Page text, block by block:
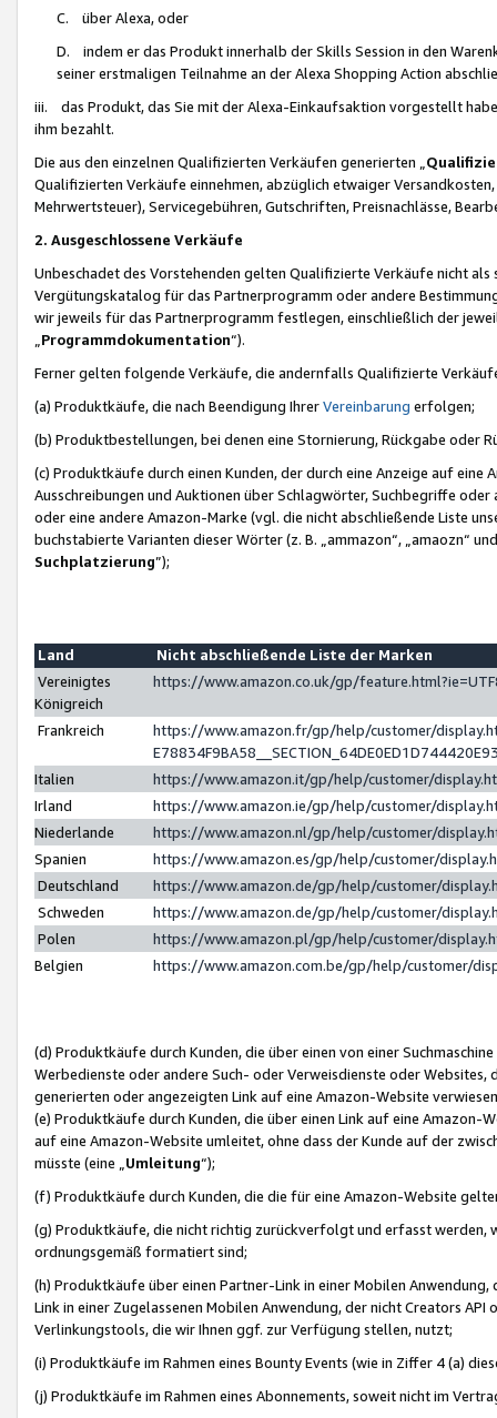
C. über Alexa, oder
D. indem er das Produkt innerhalb der Skills Session in den
seiner erstmaligen Teilnahme an der Alexa Shopping Action
iii. das Produkt, das Sie mit der Alexa-Einkaufsaktion vorgestellt
ihm bezahlt.
Die aus den einzelnen Qualifizierten Verkäufen generierten „
Qualifizierten Verkäufe einnehmen, abzüglich etwaiger
Mehrwertsteuer), Servicegebühren, Gutschriften, Preisnachlässe,
2. Ausgeschlossene Verkäufe
Unbeschadet des Vorstehenden gelten Qualifizierte Verkäufe nicht
Vergütungskatalog für das Partnerprogramm oder andere
wir jeweils für das Partnerprogramm festlegen, einschließlich der
Programmdokumentation“).
Ferner gelten folgende Verkäufe, die andernfalls Qualifizierte
(a) Produktkäufe, die nach Beendigung IhrerVereinbarung erfolgen;
(b) Produktbestellungen, bei denen eine Stornierung, Rückgabe oder
(c) Produktkäufe durch einen Kunden, der durch eine Anzeige auf
Ausschreibungen und Auktionen über Schlagwörter, Suchbegriffe
oder eine andere Amazon-Marke (vgl. die nicht abschließende Liste
buchstabierte Varianten dieser Wörter (z. B. „ammazon“, „amaozn“
Suchplatzierung”);
Land
Nicht abschließende Liste der Marken
Vereinigtes
Königreich
https://www.amazon.co.uk/gp/
Frankreich
https://www.amazon.fr/gp/help/customer/
Italien
https://www.amazon.it/gp/help/customer/
Irland
https://www.amazon.ie/gp/help/customer/
Niederlande
https://www.amazon.nl/gp/help/customer/
Spanien
https://www.amazon.es/gp/help/customer/
Deutschland
https://www.amazon.de/gp/help/customer/
Schweden
https://www.amazon.de/gp/help/customer/
Polen
https://www.amazon.pl/gp/help/customer/
Belgien
https://www.amazon.com.be/gp/help/customer/
(d) Produktkäufe durch Kunden, die über einen von einer
Werbedienste oder andere Such- oder Verweisdienste oder Websites,
generierten oder angezeigten Link auf eine Amazon-Website
(e) Produktkäufe durch Kunden, die über einen Link auf eine
auf eine Amazon-Website umleitet, ohne dass der Kunde auf der
müsste (eine „ Umleitung“);
(f) Produktkäufe durch Kunden, die die für eine Amazon-Website
(g) Produktkäufe, die nicht richtig zurückverfolgt und erfasst werden,
ordnungsgemäß formatiert sind;
(h) Produktkäufe über einen Partner-Link in einer Mobilen
Link in einer Zugelassenen Mobilen Anwendung, der nicht Creators
Verlinkungstools, die wir Ihnen ggf. zur Verfügung stellen, nutzt;
(i) Produktkäufe im Rahmen eines Bounty Events (wie in Ziffer 4 (a)
(j) Produktkäufe im Rahmen eines Abonnements, soweit nicht im